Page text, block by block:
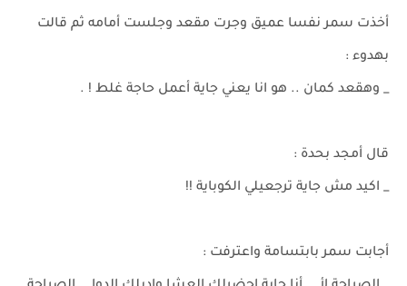
أخذت سمر نفسا عميق وجرت مقعد وجلست أمامه ثم قالت
بهدوء :
_ وهقعد كمان .. هو انا يعني جاية أعمل حاجة غلط ! .
قال أمجد بحدة :
_ اكيد مش جاية ترجعيلي الكوباية !!
أجابت سمر بابتسامة واعترفت :